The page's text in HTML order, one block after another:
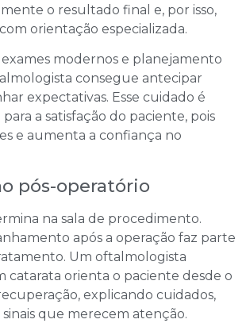
o resultado final e, por isso,
orientação especializada.
exames modernos e planejamento
consegue antecipar
expectativas. Esse cuidado é
a satisfação do paciente, pois
e aumenta a confiança no
pós-operatório
na sala de procedimento.
após a operação faz parte
Um oftalmologista
catarata orienta o paciente desde o
explicando cuidados,
que merecem atenção.